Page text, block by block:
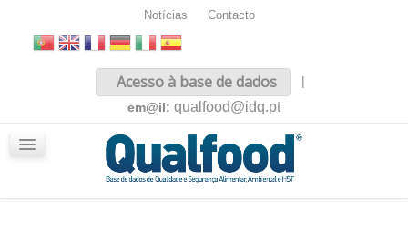
Notícias Contacto
Acesso à base de dados
|
em@il: qualfood@idq.pt